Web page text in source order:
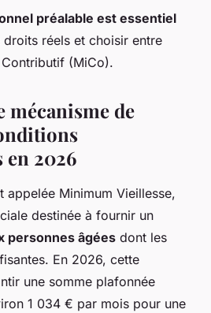
préalable est essentiel
réels et choisir entre
(MiCo).
mécanisme de
en 2026
appelée Minimum Vieillesse,
destinée à fournir un
personnes âgées dont les
En 2026, cette
une somme plafonnée
1 034 € par mois pour une